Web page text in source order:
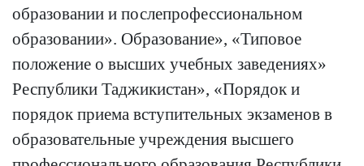
образовании и послепрофессиональном
образовании». Образование», «Типовое
положение о высших учебных заведениях»
Республики Таджикистан», «Порядок и
порядок приема вступительных экзаменов в
образовательные учреждения высшего